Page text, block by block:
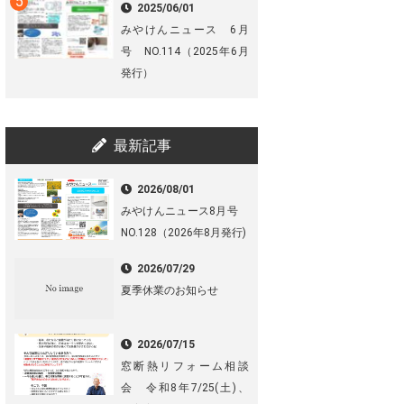
2025/06/01
みやけんニュース 6月
号 NO.114（2025年6月
発行）
最新記事
2026/08/01
みやけんニュース8月号
NO.128（2026年8月発行)
2026/07/29
夏季休業のお知らせ
2026/07/15
窓断熱リフォーム相談
会 令和8年7/25(土)、